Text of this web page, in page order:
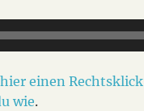
hier einen Rechtsklick
wie.